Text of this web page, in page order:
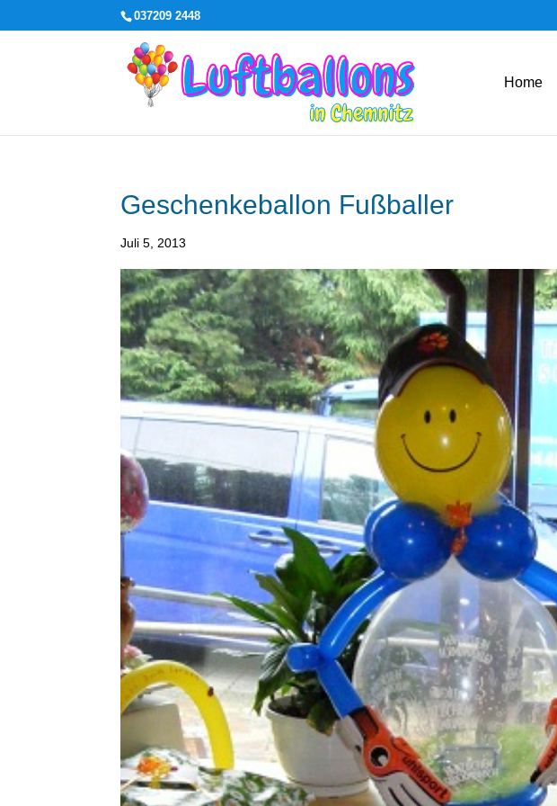
037209 2448
Home
Geschenkeballon Fußballer
Juli 5, 2013